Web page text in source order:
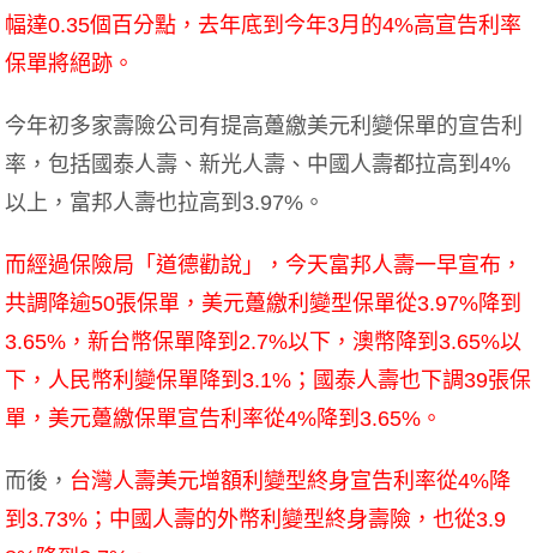
幅達0.35個百分點，去年底到今年3月的4%高宣告利率
保單將絕跡。
今年初多家壽險公司有提高躉繳美元利變保單的宣告利
率，包括國泰人壽、新光人壽、中國人壽都拉高到4%
以上，富邦人壽也拉高到3.97%。
而經過保險局「道德勸說」，今天富邦人壽一早宣布，
共調降逾50張保單，美元躉繳利變型保單從3.97%降到
3.65%，新台幣保單降到2.7%以下，澳幣降到3.65%以
下，人民幣利變保單降到3.1%；國泰人壽也下調39張保
單，美元躉繳保單宣告利率從4%降到3.65%。
而後， 台灣人壽美元增額利變型終身宣告利率從4%降
到3.73%；中國人壽的外幣利變型終身壽險，也從3.9